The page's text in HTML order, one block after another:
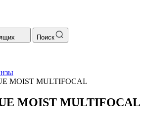
Поиск
MOIST MULTIFOCAL
MOIST MULTIFOCAL